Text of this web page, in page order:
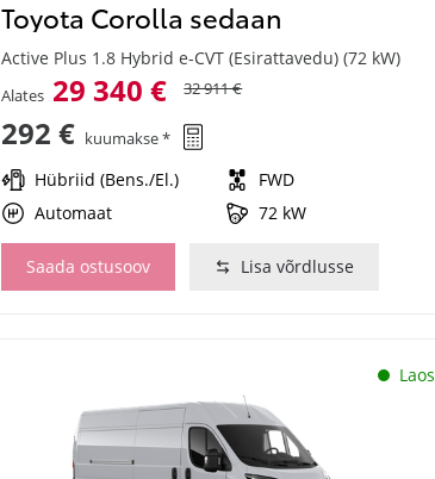
Toyota Corolla sedaan
Active Plus 1.8 Hybrid e-CVT (Esirattavedu) (72 kW)
Alates 29 340 € 32 911 €
292 € kuumakse *
Hübriid (Bens./El.)
FWD
Automaat
72 kW
Saada ostusoov Lisa võrdlusse
Laos